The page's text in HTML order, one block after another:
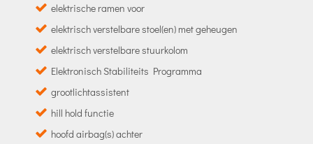
elektrische ramen voor
elektrisch verstelbare stoel(en) met geheugen
elektrisch verstelbare stuurkolom
Elektronisch Stabiliteits Programma
grootlichtassistent
hill hold functie
hoofd airbag(s) achter